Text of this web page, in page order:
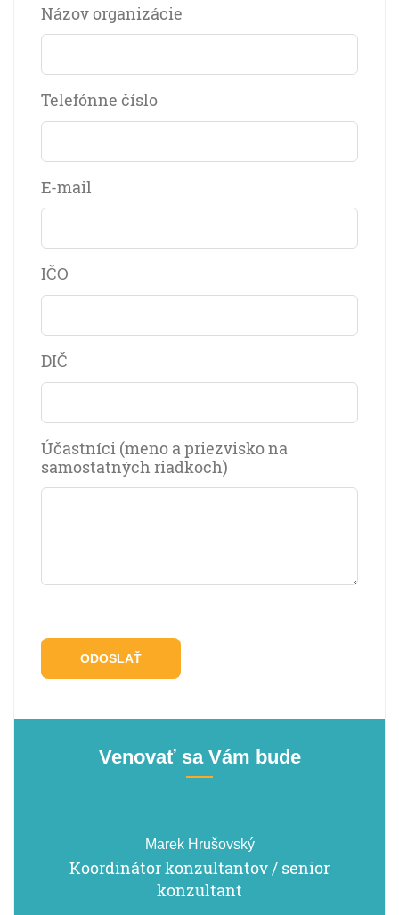
Názov organizácie
Telefónne číslo
E-mail
IČO
DIČ
Účastníci (meno a priezvisko na
samostatných riadkoch)
Venovať sa Vám bude
Marek Hrušovský
Koordinátor konzultantov / senior
konzultant